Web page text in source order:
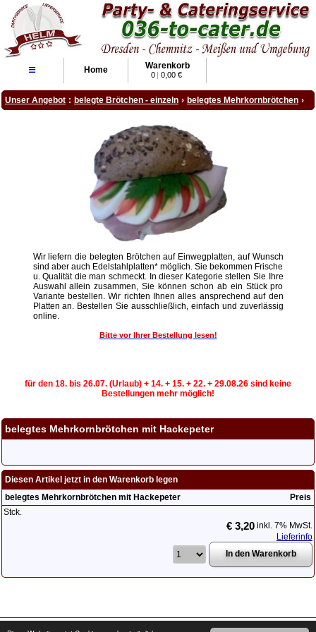
≡ Home Warenkorb
0 | 0,00 €
Unser Angebot : belegte Brötchen - einzeln › belegtes Mehrkornbrötchen ›
Wir liefern die belegten Brötchen auf Einwegplatten, auf Wunsch
sind aber auch Edelstahlplatten* möglich. Sie bekommen Frische
u. Qualität die man schmeckt. In dieser Kategorie stellen Sie Ihre
Auswahl allein zusammen, Sie können schon ab ein Stück pro
Variante bestellen. Wir richten Ihnen alles ansprechend auf den
Platten an. Bestellen Sie ausschließlich, einfach und zuverlässig
online.
Bitte vor Ihrer Bestellung lesen!
für den 18. bis 26.07. (Urlaub) + 14. + 15. + 22. + 29.08.26 sind keine
Bestellungen mehr möglich!
belegtes Mehrkornbrötchen mit Hackepeter
Diesen Artikel jetzt in den Warenkorb legen
belegtes Mehrkornbrötchen mit Hackepeter
Preis
Stck.
€ 3,20 inkl. 7% MwSt.
Lieferinfo